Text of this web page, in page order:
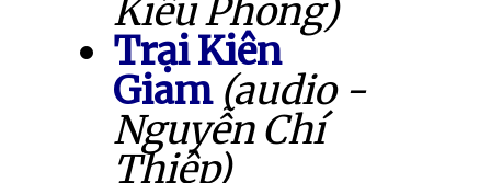
Kiều Phong)
Trại Kiên
Giam (audio -
Nguyễn Chí
Thiệp)